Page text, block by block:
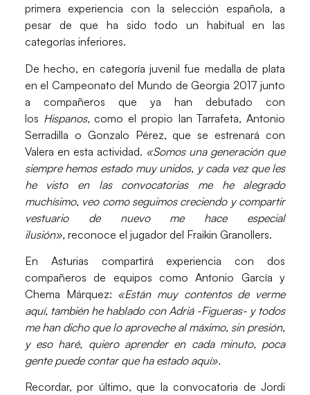
primera experiencia con la selección española, a
pesar de que ha sido todo un habitual en las
categorías inferiores.
De hecho, en categoría juvenil fue medalla de plata
en el Campeonato del Mundo de Georgia 2017 junto
a compañeros que ya han debutado con
los Hispanos,como el propio Ian Tarrafeta, Antonio
Serradilla o Gonzalo Pérez, que se estrenará con
Valera en esta actividad. «Somos una generación que
siempre hemos estado muy unidos, y cada vez que les
he visto en las convocatorias me he alegrado
muchísimo, veo como seguimos creciendo y compartir
vestuario de nuevo me hace especial
ilusión», reconoce el jugador del Fraikin Granollers.
En Asturias compartirá experiencia con dos
compañeros de equipos como Antonio García y
Chema Márquez: «Están muy contentos de verme
aquí, también he hablado con Adriá -Figueras- y todos
me han dicho que lo aproveche al máximo, sin presión,
y eso haré, quiero aprender en cada minuto, poca
gente puede contar que ha estado aquí».
Recordar, por último, que laconvocatoria de Jordi